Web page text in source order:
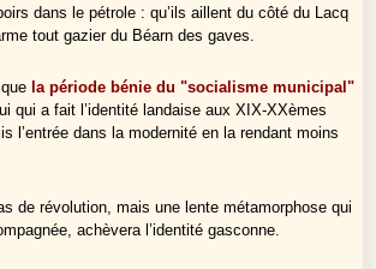
dans le pétrole : qu’ils aillent du côté du Lacq
tout gazier du Béarn des gaves.
la période bénie du "socialisme municipal"
qui a fait l’identité landaise aux XIX-XXèmes
l’entrée dans la modernité en la rendant moins
de révolution, mais une lente métamorphose qui
achèvera l’identité gasconne.